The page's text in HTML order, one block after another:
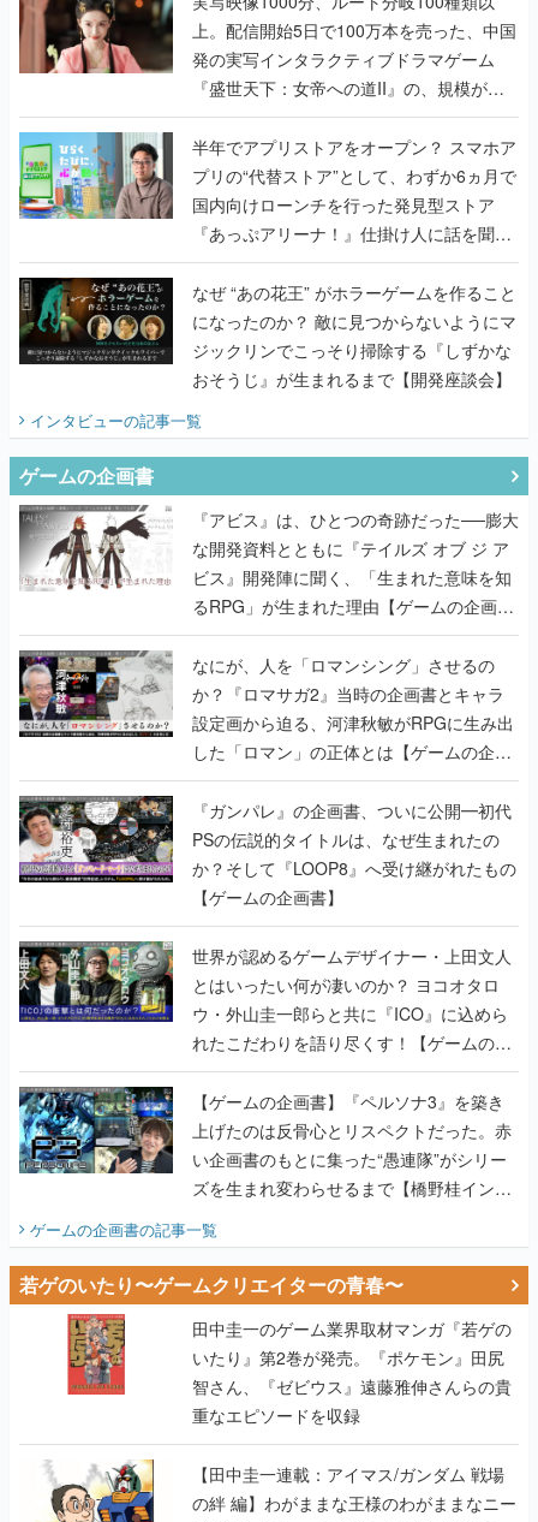
上。配信開始5日で100万本を売った、中国
発の実写インタラクティブドラマゲーム
『盛世天下：女帝への道II』の、規模が違
うこだわりをプロデューサーに聞いた
半年でアプリストアをオープン？ スマホア
プリの“代替ストア”として、わずか6ヵ月で
国内向けローンチを行った発見型ストア
『あっぷアリーナ！』仕掛け人に話を聞い
てみた
なぜ “あの花王” がホラーゲームを作ること
になったのか？ 敵に見つからないようにマ
ジックリンでこっそり掃除する『しずかな
おそうじ』が生まれるまで【開発座談会】
インタビューの記事一覧
ゲームの企画書
『アビス』は、ひとつの奇跡だった──膨大
な開発資料とともに『テイルズ オブ ジ ア
ビス』開発陣に聞く、「生まれた意味を知
るRPG」が生まれた理由【ゲームの企画
書】
なにが、人を「ロマンシング」させるの
か？『ロマサガ2』当時の企画書とキャラ
設定画から迫る、河津秋敏がRPGに生み出
した「ロマン」の正体とは【ゲームの企画
書】
『ガンパレ』の企画書、ついに公開━初代
PSの伝説的タイトルは、なぜ生まれたの
か？そして『LOOP8』へ受け継がれたもの
【ゲームの企画書】
世界が認めるゲームデザイナー・上田文人
とはいったい何が凄いのか？ ヨコオタロ
ウ・外山圭一郎らと共に『ICO』に込めら
れたこだわりを語り尽くす！【ゲームの企
画書】
【ゲームの企画書】『ペルソナ3』を築き
上げたのは反骨心とリスペクトだった。赤
い企画書のもとに集った“愚連隊”がシリー
ズを生まれ変わらせるまで【橋野桂インタ
ゲームの企画書の記事一覧
若ゲのいたり〜ゲームクリエイターの青春〜
田中圭一のゲーム業界取材マンガ『若ゲの
いたり』第2巻が発売。『ポケモン』田尻
智さん、『ゼビウス』遠藤雅伸さんらの貴
重なエピソードを収録
【田中圭一連載：アイマス/ガンダム 戦場
の絆 編】わがままな王様のわがままなニー